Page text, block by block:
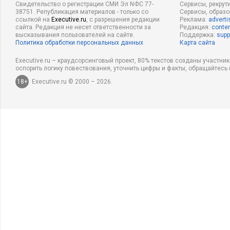
собственниками компании.
Executive:То есть, следует сказать, что для внедрения
необходим эффективный собственник?
А.Ш.:Это одна из базовых предпосылок.
Executive: А как у вас складываются отношения с
Может государство вообще быть эффективным
Свидетельство о регистрации СМИ Эл NФС 77-
38751. Републикация материалов - только со
ссылкой на Executive.ru, с разрешения редакции
сайта. Редакция не несет ответственности за
высказывания пользователей на сайте.
Политика обработки персональных данных
Сервисы,
Сервисы,
Реклама:
Редакция:
Поддержка:
Карта сайта
Executive.ru – краудсорсинговый проект, 80% текстов созданы
оспорить логику повествования, уточнить цифры и факты,
18+
Executive.ru © 2000 – 2026.